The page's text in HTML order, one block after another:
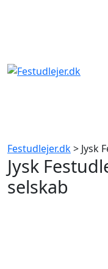
Festudlejer.dk> Jysk
Jysk
selskab